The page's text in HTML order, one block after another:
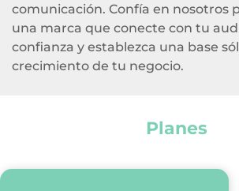
comunicación. Confía en nosotros
una marca que conecte con tu
confianza y establezca una base
crecimiento de tu negocio.
Planes